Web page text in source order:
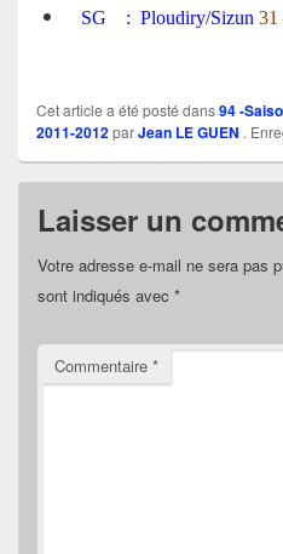
SG : Ploudiry/Sizun 31
Cet article a été posté dans94 -
2011-2012parJean LE GUEN .
Laisser un
Votre adresse e-mail ne sera pas
sont indiqués avec *
Commentaire *